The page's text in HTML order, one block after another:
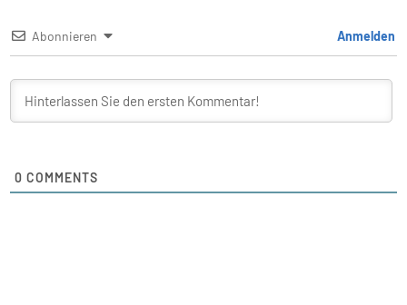
Abonnieren Anmelden
0 COMMENTS